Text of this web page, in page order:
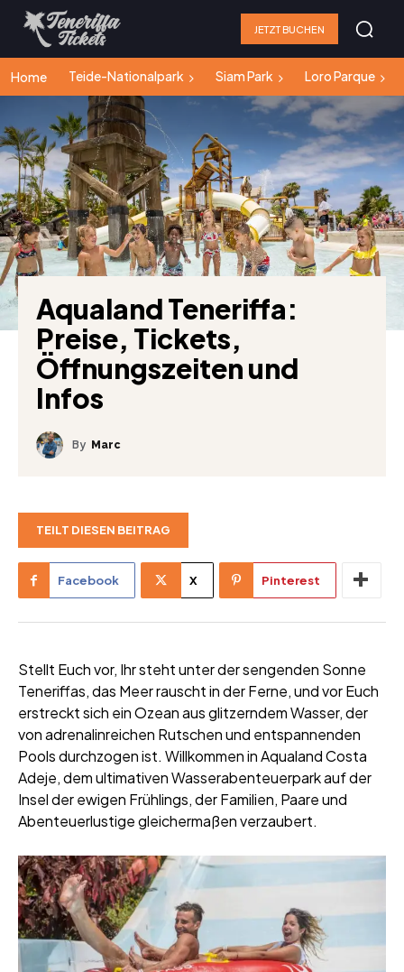
JETZT BUCHEN
Home Teide-Nationalpark Siam Park Loro Parque
Aqualand Teneriffa:
Preise, Tickets,
Öffnungszeiten und
Infos
By Marc
TEILT DIESEN BEITRAG
Facebook X Pinterest
Stellt Euch vor, Ihr steht unter der sengenden Sonne
Teneriffas, das Meer rauscht in der Ferne, und vor Euch
erstreckt sich ein Ozean aus glitzerndem Wasser, der
von adrenalinreichen Rutschen und entspannenden
Pools durchzogen ist. Willkommen in Aqualand Costa
Adeje, dem ultimativen Wasserabenteuerpark auf der
Insel der ewigen Frühlings, der Familien, Paare und
Abenteuerlustige gleichermaßen verzaubert.